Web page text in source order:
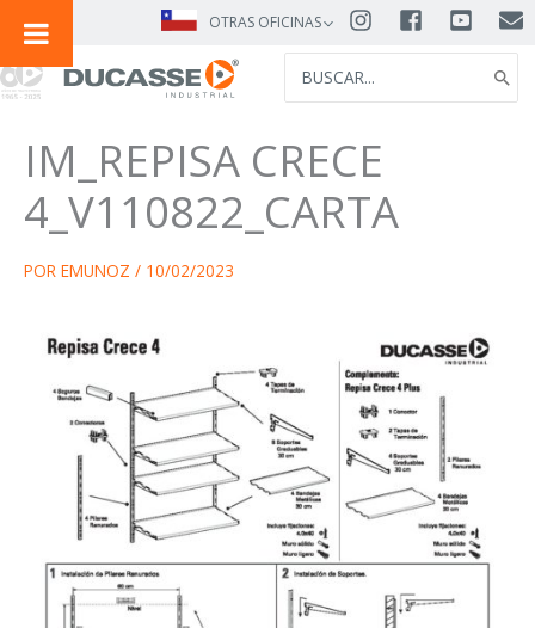
CONTENIDO
OTRAS OFICINAS
FOR:
IM_REPISA CRECE
4_V110822_CARTA
POR EMUNOZ / 10/02/2023